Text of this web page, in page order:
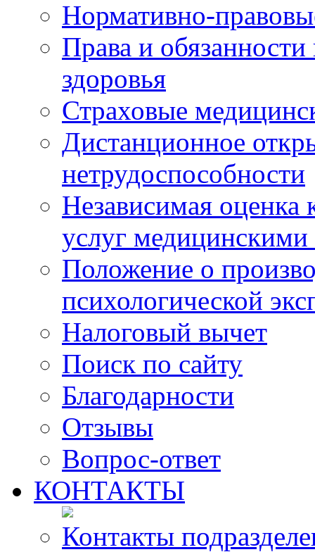
Нормативно-
Права и
здоровья
Страховые
Дистанционное
нетрудоспособности
Независимая оценка
услуг
Положение о
психологической
Налоговый вычет
Поиск по сайту
Благодарности
Отзывы
Вопрос-ответ
КОНТАКТЫ
Контакты